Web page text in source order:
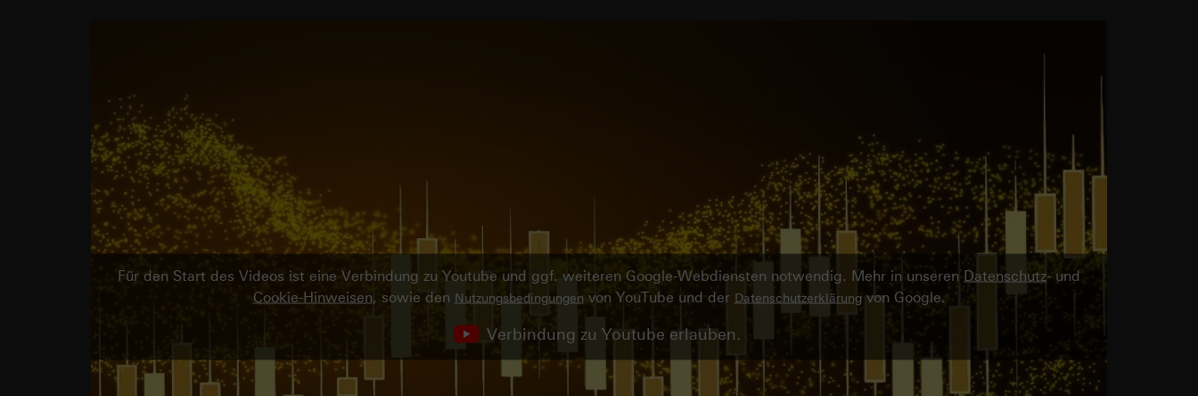
Für den Start des Videos ist eine Verbindung zu Youtube und ggf. weiteren Google-Webdiensten notwendig. Mehr in unseren Datenschutz- und
Cookie-Hinweisen, sowie den Nutzungsbedingungen von YouTube und der Datenschutzerklärungvon Google.
Verbindung zu Youtube erlauben.